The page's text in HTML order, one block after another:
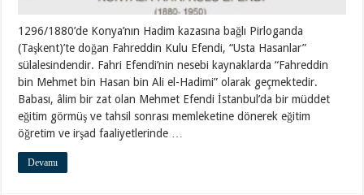
1296/1880’de Konya’nın Hadim kazasına bağlı Pirloganda
(Taşkent)’te doğan Fahreddin Kulu Efendi, “Usta Hasanlar”
sülalesindendir. Fahri Efendi’nin nesebi kaynaklarda “Fahreddin
bin Mehmet bin Hasan bin Ali el-Hadimi” olarak geçmektedir.
Babası, âlim bir zat olan Mehmet Efendi İstanbul’da bir müddet
eğitim görmüş ve tahsil sonrası memleketine dönerek eğitim
öğretim ve irşad faaliyetlerinde …
Devamı